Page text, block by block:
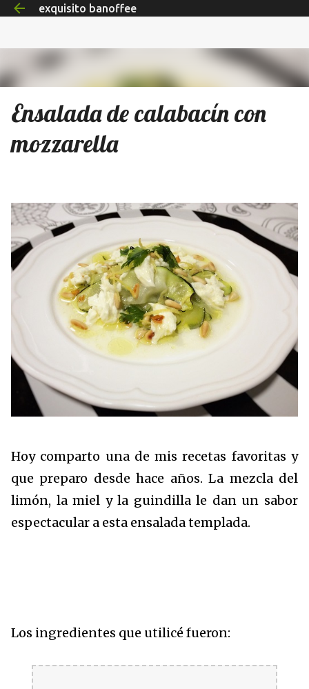
Ir al contenido principal
exquisito banoffee
Ensalada de calabacín con
mozzarella
Hoy comparto una de mis recetas favoritas y
que preparo desde hace años. La mezcla del
limón, la miel y la guindilla le dan un sabor
espectacular a esta ensalada templada.
Los ingredientes que utilicé fueron: